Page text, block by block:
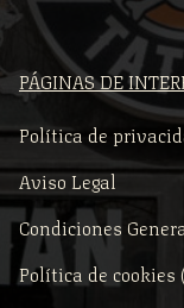
PÁGINAS DE
Política de
Aviso Legal
Condiciones
Política de cookies